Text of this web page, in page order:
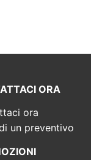
ORA
ora
un preventivo